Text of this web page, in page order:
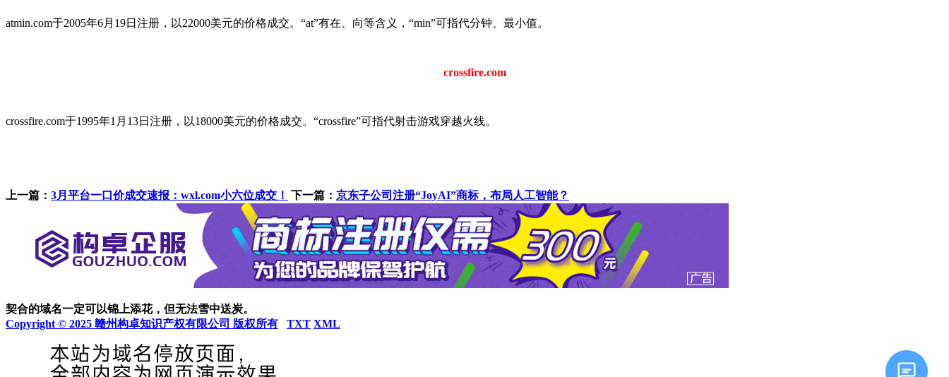
atmin.com于2005年6月19日注册，以22000美元的价格成交。“at”有在、向等含义，“min”可指代分钟、最小值。
crossfire.com
crossfire.com于1995年1月13日注册，以18000美元的价格成交。“crossfire”可指代射击游戏穿越火线。
上一篇： 3月平台一口价成交速报：wxl.com小六位成交！ 下一篇： 京东子公司注册“JoyAI”商标，布局人工智能？
契合的域名一定可以锦上添花，但无法雪中送炭。
Copyright © 2025 赣州构卓知识产权有限公司 版权所有
TXT XML